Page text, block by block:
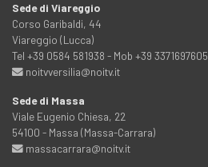
Sede di Viareggio
Corso Garibaldi, 44
Viareggio (Lucca)
Tel +39 0584 581938 - Mob +39 3371697605
noitvversilia@noitv.it
Sede di Massa
Viale Eugenio Chiesa, 22
54100 - Massa (Massa-Carrara)
massacarrara@noitv.it